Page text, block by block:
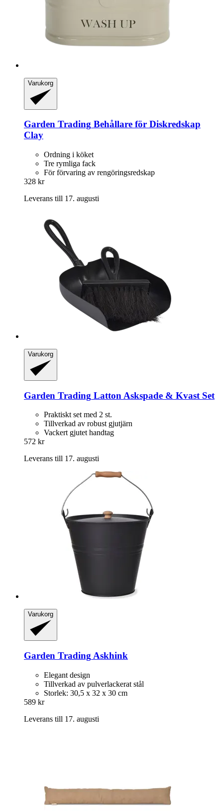
Varukorg
Garden Trading Behållare för Diskredskap
Clay
Ordning i köket
Tre rymliga fack
För förvaring av rengöringsredskap
328 kr
Leverans till 17. augusti
Varukorg
Garden Trading Latton Askspade & Kvast Set
Praktiskt set med 2 st.
Tillverkad av robust gjutjärn
Vackert gjutet handtag
572 kr
Leverans till 17. augusti
Varukorg
Garden Trading Askhink
Elegant design
Tillverkad av pulverlackerat stål
Storlek: 30,5 x 32 x 30 cm
589 kr
Leverans till 17. augusti